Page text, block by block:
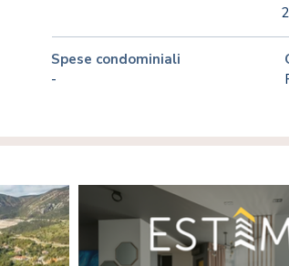
Spese condominiali
-